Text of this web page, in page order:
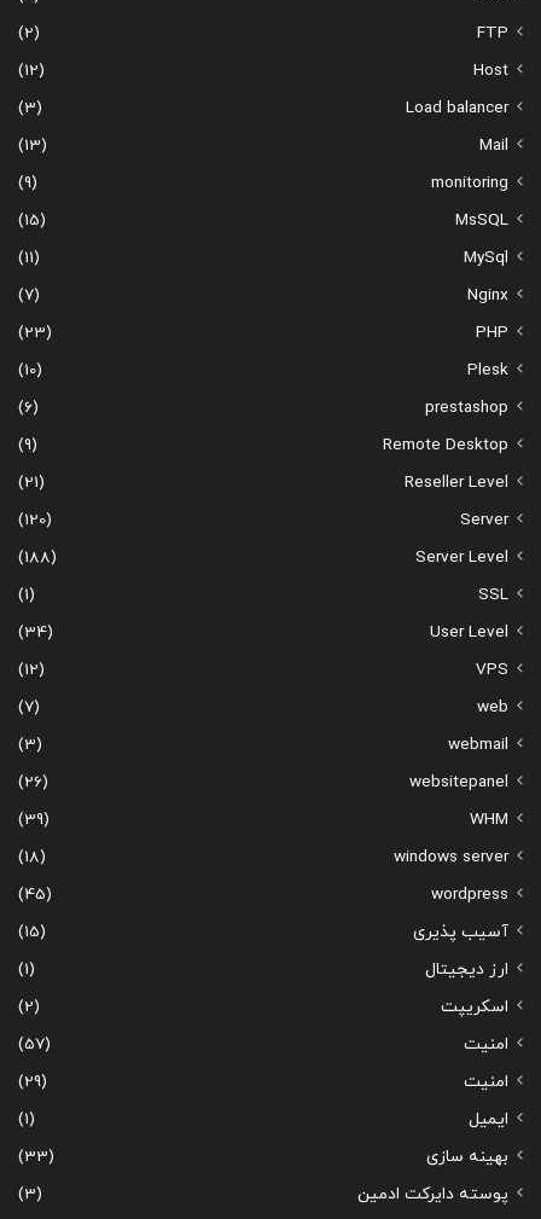
FTP
(2)
Host
(12)
Load balancer
(3)
Mail
(13)
monitoring
(9)
MsSQL
(15)
MySql
(11)
Nginx
(7)
PHP
(23)
Plesk
(10)
prestashop
(6)
Remote Desktop
(9)
Reseller Level
(21)
Server
(120)
Server Level
(188)
SSL
(1)
User Level
(34)
VPS
(12)
web
(7)
webmail
(3)
websitepanel
(26)
WHM
(39)
windows server
(18)
wordpress
(45)
آسیب پذیری
(15)
ارز دیجیتال
(1)
اسکریپت
(2)
امنیت
(57)
امنیت
(29)
ایمیل
(1)
بهینه سازی
(33)
پوسته دایرکت ادمین
(3)